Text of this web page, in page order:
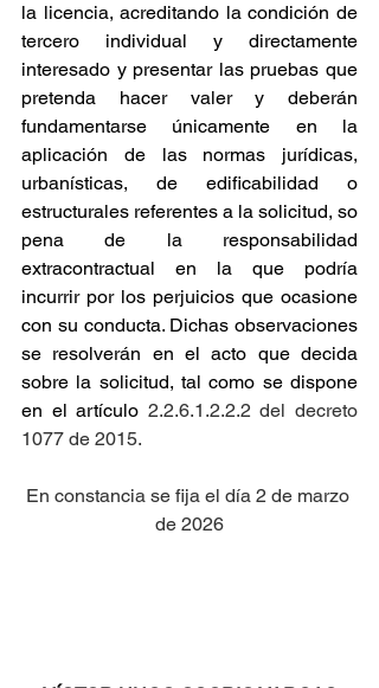
la licencia, acreditando la condición de
tercero individual y directamente
interesado y presentar las pruebas que
pretenda hacer valer y deberán
fundamentarse únicamente en la
aplicación de las normas jurídicas,
urbanísticas, de edificabilidad o
estructurales referentes a la solicitud, so
pena de la responsabilidad
extracontractual en la que podría
incurrir por los perjuicios que ocasione
con su conducta. Dichas observaciones
se resolverán en el acto que decida
sobre la solicitud, tal como se dispone
en el artículo 2.2.6.1.2.2.2 del decreto
1077 de 2015.
En constancia se fija el día 2 de marzo
de 2026